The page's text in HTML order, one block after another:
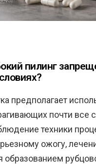
пилинг
предполагает
почти все
техники
ожогу,
образованием